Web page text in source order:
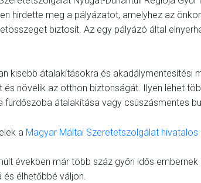
hirdette meg a pályázatot, amelyhez az
biztosít. Az egy pályázó által
kisebb átalakításokra és akadálymentesítési
és növelik az otthon biztonságát. Ilyen lehet
fürdőszoba átalakítása vagy csúszásmentes
a Magyar Máltai Szeretetszolgálat hivatalos
években már több száz győri idős
élhetőbbé váljon.